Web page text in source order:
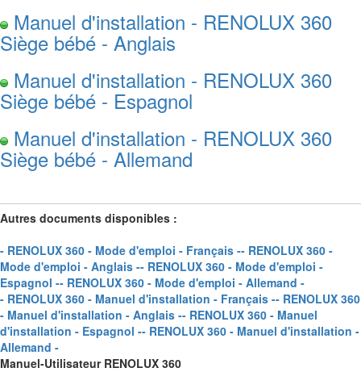
Manuel d'installation - RENOLUX 360
Siège bébé - Anglais
Manuel d'installation - RENOLUX 360
Siège bébé - Espagnol
Manuel d'installation - RENOLUX 360
Siège bébé - Allemand
Autres documents disponibles :
- RENOLUX 360 - Mode d'emploi - Français -- RENOLUX 360 -
Mode d'emploi - Anglais -- RENOLUX 360 - Mode d'emploi -
Espagnol -- RENOLUX 360 - Mode d'emploi - Allemand -
- RENOLUX 360 - Manuel d'installation - Français -- RENOLUX 360
- Manuel d'installation - Anglais -- RENOLUX 360 - Manuel
d'installation - Espagnol -- RENOLUX 360 - Manuel d'installation -
Allemand -
Manuel-Utilisateur RENOLUX 360